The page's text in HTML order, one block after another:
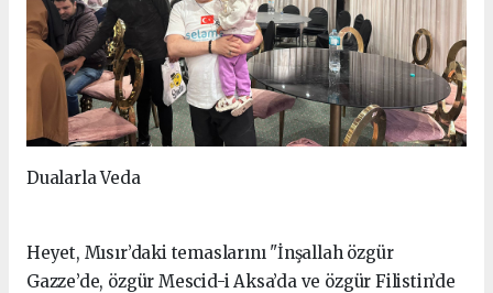
Dualarla Veda
Heyet, Mısır’daki temaslarını "İnşallah özgür
Gazze’de, özgür Mescid-i Aksa’da ve özgür Filistin’de